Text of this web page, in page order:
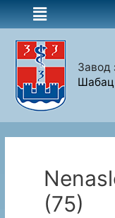
Завод
Шабац
(75)